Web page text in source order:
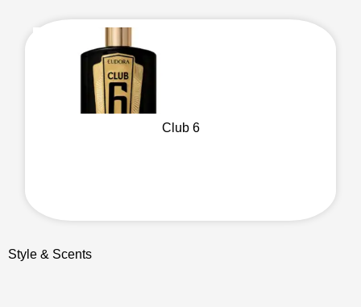
Club 6
Style & Scents